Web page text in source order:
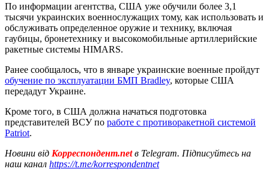
По информации агентства, США уже обучили более 3,1
тысячи украинских военнослужащих тому, как использовать и
обслуживать определенное оружие и технику, включая
гаубицы, бронетехнику и высокомобильные артиллерийские
ракетные системы HIMARS.
Ранее сообщалось, что в январе украинские военные пройдут
обучение по эксплуатации БМП Bradley, которые США
передадут Украине.
Кроме того, в США должна начаться подготовка
представителей ВСУ по работе с противоракетной системой
Patriot.
Новини від Корреспондент.netв Telegram. Підписуйтесь на
наш канал https://t.me/korrespondentnet